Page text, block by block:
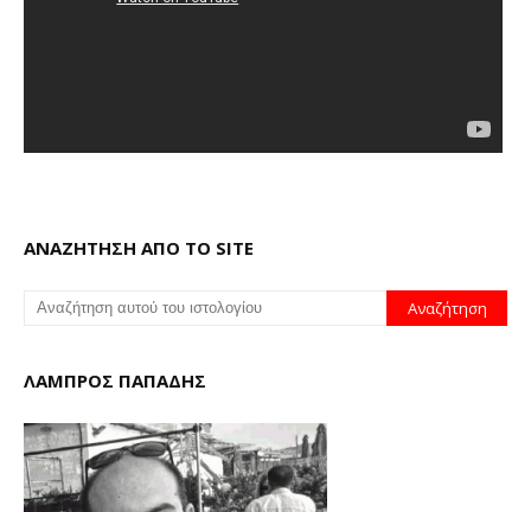
ΑΝΑΖΗΤΗΣΗ ΑΠΟ ΤΟ SITE
ΛΑΜΠΡΟΣ ΠΑΠΑΔΗΣ